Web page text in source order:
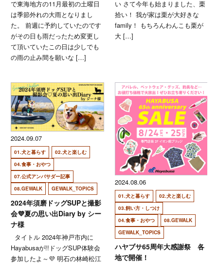
で東海地方の11月最初の土曜日
は季節外れの大雨となりまし
た。 前週に予約していたのです
がその日も雨だったため変更し
て頂いていたこの日は少しでも
の雨の止み間を願いな […]
い さて今年も始まりました、栗
拾い！ 我が家は栗が大好きな
family！ もちろんわんこも栗が
大 […]
2024.09.07
01.犬と暮らす
02.犬と楽しむ
04.食事・おやつ
07.公式アンバサダー記事
08.GEWALK
GEWALK_TOPICS
2024年須磨ドッグSUPと撮影
会💜夏の思い出Diary by シー
ナ様
タイトル 2024年神戸市内に
Hayabusaが!!ドッグSUP体験会
参加したよ～💜 明石の林崎松江
2024.08.06
01.犬と暮らす
02.犬と楽しむ
03.飼い方・しつけ
04.食事・おやつ
08.GEWALK
GEWALK_TOPICS
ハヤブサ65周年大感謝祭 各
地で開催！